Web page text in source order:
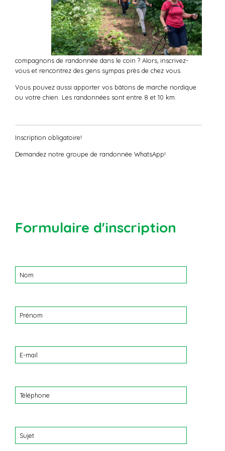
compagnons de randonnée dans le coin ? Alors, inscrivez-
vous et rencontrez des gens sympas près de chez vous.
Vous pouvez aussi apporter vos bâtons de marche nordique
ou votre chien. Les randonnées sont entre 8 et 10 km.
Inscription obligatoire!
Demandez notre groupe de randonnée WhatsApp!
Formulaire d'inscription